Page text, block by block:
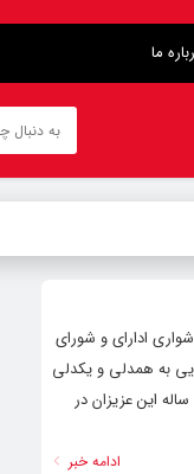
ما
ادارای و شورای
به همدلی و یکدلی
مسئولین اشاره کرد و گفت : با همکاری و همراهی و یکدستی که در بین مسئولین وجود دارد ، باعث پویایی تلاش های ۴۳ ساله این عزیزان در
ادامه خبر